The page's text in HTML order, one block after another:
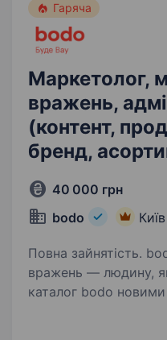
Гаряча
Маркетолог,
вражень,
(контент,
бренд,
40 000 грн
bodo
Київ
Повна зайнятість. bodo шукає менеджера
вражень — людину,
каталог bodo
щоб кожна